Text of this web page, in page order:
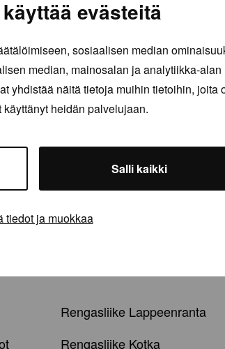
evästeitä
sosiaalisen median
median, mainosalan ja analytiikka-
yhdistää näitä tietoja muihin tietoihin, joita
käyttänyt heidän palvelujaan.
Salli kaikki
tiedot ja muokkaa
Rengasliike Lappeenranta
Rengasliike Kotka